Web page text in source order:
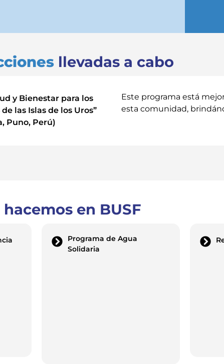
llevadas a cabo
y Bienestar para los
las Islas de los Uros”
Puno, Perú)
Este programa está
esta comunidad,
en BUSF
Programa de Agua
Solidaria